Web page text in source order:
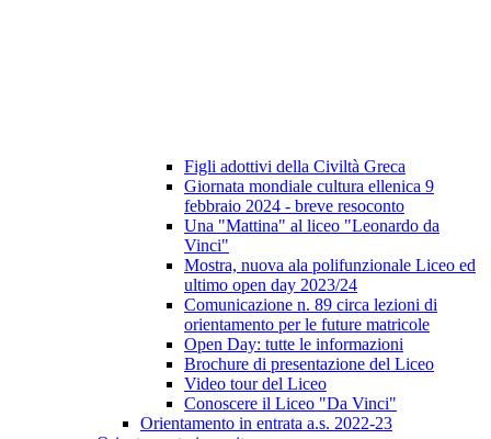
Figli adottivi della Civiltà Greca
Giornata mondiale cultura ellenica 9
febbraio 2024 - breve resoconto
Una "Mattina" al liceo "Leonardo da
Vinci"
Mostra, nuova ala polifunzionale Liceo ed
ultimo open day 2023/24
Comunicazione n. 89 circa lezioni di
orientamento per le future matricole
Open Day: tutte le informazioni
Brochure di presentazione del Liceo
Video tour del Liceo
Conoscere il Liceo "Da Vinci"
Orientamento in entrata a.s. 2022-23